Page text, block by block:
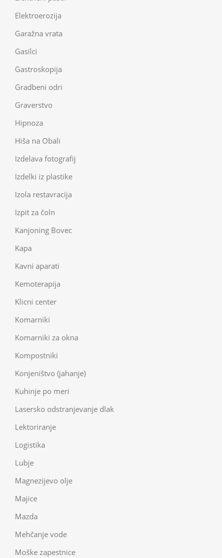
Elektroerozija
Garažna vrata
Gasilci
Gastroskopija
Gradbeni odri
Graverstvo
Hipnoza
Hiša na Obali
Izdelava fotografij
Izdelki iz plastike
Izola restavracija
Izpit za čoln
Kanjoning Bovec
Kapa
Kavni aparati
Kemoterapija
Klicni center
Komarniki
Komarniki za okna
Kompostniki
Konjeništvo (jahanje)
Kuhinje po meri
Lasersko odstranjevanje dlak
Lektoriranje
Logistika
Lubje
Magnezijevo olje
Majice
Mazda
Mehčanje vode
Moške zapestnice